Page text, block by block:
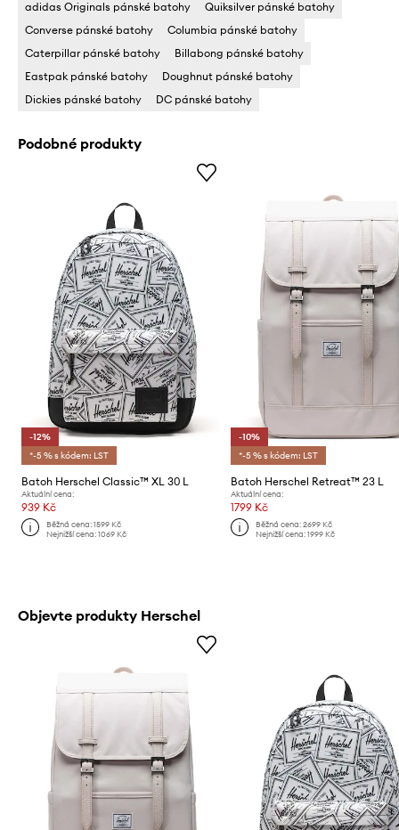
adidas Originals pánské batohy
Quiksilver pánské batohy
Converse pánské batohy
Columbia pánské batohy
Caterpillar pánské batohy
Billabong pánské batohy
Eastpak pánské batohy
Doughnut pánské batohy
Dickies pánské batohy
DC pánské batohy
Podobné produkty
-12%
*-5 % s kódem: LST
Batoh Herschel Classic™ XL 30 L
Aktuální cena:
939 Kč
Běžná cena:1599 Kč
Nejnižší cena:1069 Kč
-10%
*-5 % s kódem: LST
Batoh Herschel Retreat™ 23 L
Aktuální cena:
1799 Kč
Běžná cena: 2699 Kč
Nejnižší cena: 1999 Kč
Objevte produkty Herschel